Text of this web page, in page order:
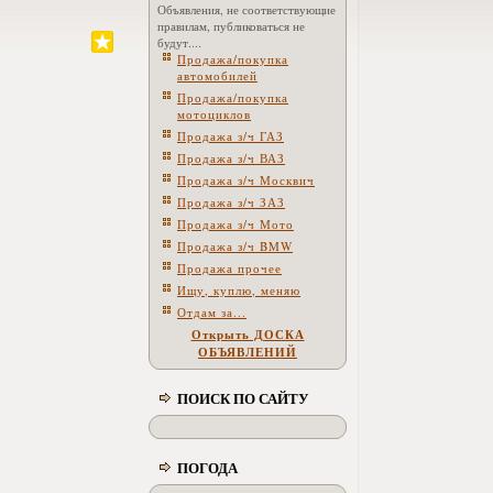
Объявления, не соответствующие
правилам, публиковаться не
будут....
Продажа/покупка
автомобилей
Продажа/покупка
мотоциклов
Продажа з/ч ГАЗ
Продажа з/ч ВАЗ
Продажа з/ч Москвич
Продажа з/ч ЗАЗ
Продажа з/ч Мото
Продажа з/ч BMW
Продажа прочее
Ищу, куплю, меняю
Отдам за...
Открыть ДОСКА
ОБЪЯВЛЕНИЙ
ПОИСК ПО САЙТУ
ПОГОДА